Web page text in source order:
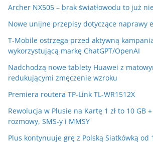
Archer NX505 – brak światłowodu to już
Nowe unijne przepisy dotyczące naprawy
T-Mobile ostrzega przed aktywną
wykorzystującą markę ChatGPT/OpenAI
Nadchodzą nowe tablety Huawei z
redukującymi zmęczenie wzroku
Premiera routera TP-Link TL-WR1512X
Rewolucja w Plusie na Kartę 1 zł to 10 GB
rozmowy, SMS-y i MMSY
Plus kontynuuje grę z Polską Siatkówką od